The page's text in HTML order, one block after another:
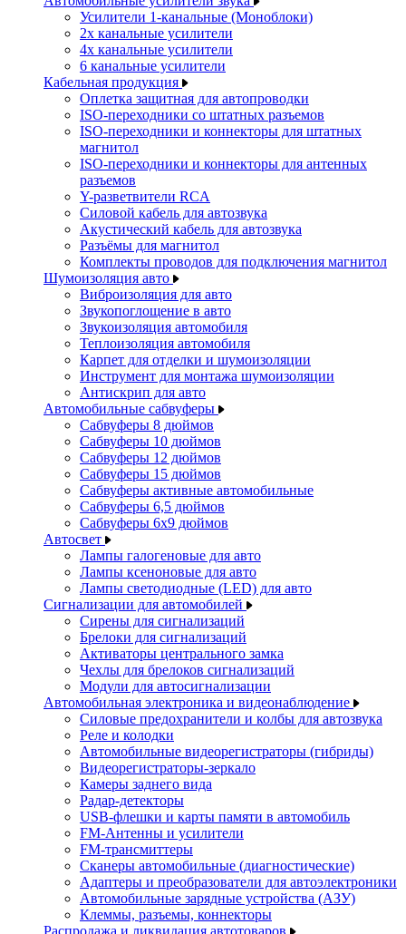
Усилители 1-канальные (Моноблоки)
2х канальные усилители
4х канальные усилители
6 канальные усилители
Кабельная продукция
Оплетка защитная для автопроводки
ISO-переходники со штатных разъемов
ISO-переходники и коннекторы для штатных
магнитол
ISO-переходники и коннекторы для антенных
разъемов
Y-разветвители RCA
Силовой кабель для автозвука
Акустический кабель для автозвука
Разъёмы для магнитол
Комплекты проводов для подключения магнитол
Шумоизоляция авто
Виброизоляция для авто
Звукопоглощение в авто
Звукоизоляция автомобиля
Теплоизоляция автомобиля
Карпет для отделки и шумоизоляции
Инструмент для монтажа шумоизоляции
Антискрип для авто
Автомобильные сабвуферы
Сабвуферы 8 дюймов
Сабвуферы 10 дюймов
Сабвуферы 12 дюймов
Сабвуферы 15 дюймов
Сабвуферы активные автомобильные
Сабвуферы 6,5 дюймов
Сабвуферы 6x9 дюймов
Автосвет
Лампы галогеновые для авто
Лампы ксеноновые для авто
Лампы светодиодные (LED) для авто
Сигнализации для автомобилей
Сирены для сигнализаций
Брелоки для сигнализаций
Активаторы центрального замка
Чехлы для брелоков сигнализаций
Модули для автосигнализации
Автомобильная электроника и видеонаблюдение
Силовые предохранители и колбы для автозвука
Реле и колодки
Автомобильные видеорегистраторы (гибриды)
Видеорегистраторы-зеркало
Камеры заднего вида
Радар-детекторы
USB-флешки и карты памяти в автомобиль
FM-Антенны и усилители
FM-трансмиттеры
Сканеры автомобильные (диагностические)
Адаптеры и преобразователи для автоэлектроники
Автомобильные зарядные устройства (АЗУ)
Клеммы, разъемы, коннекторы
Распродажа и ликвидация автотоваров